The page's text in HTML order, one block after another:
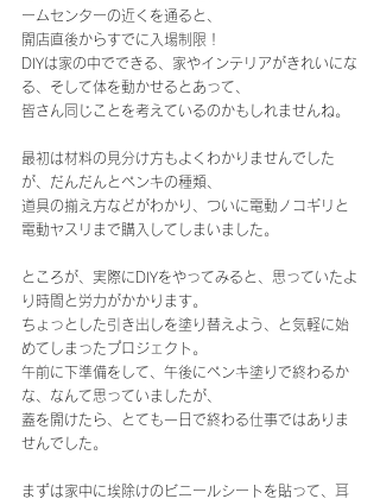
ームセンターの近くを通ると、
開店直後からすでに入場制限！
DIYは家の中でできる、家やインテリアがきれいにな
る、そして体を動かせるとあって、
皆さん同じことを考えているのかもしれませんね。
最初は材料の見分け方もよくわかりませんでした
が、だんだんとペンキの種類、
道具の揃え方などがわかり、ついに電動ノコギリと
電動ヤスリまで購入してしまいました。
ところが、実際にDIYをやってみると、思っていたよ
り時間と労力がかかります。
ちょっとした引き出しを塗り替えよう、と気軽に始
めてしまったプロジェクト。
午前に下準備をして、午後にペンキ塗りで終わるか
な、なんて思っていましたが、
蓋を開けたら、とても一日で終わる仕事ではありま
せんでした。
まずは家中に埃除けのビニールシートを貼って、耳